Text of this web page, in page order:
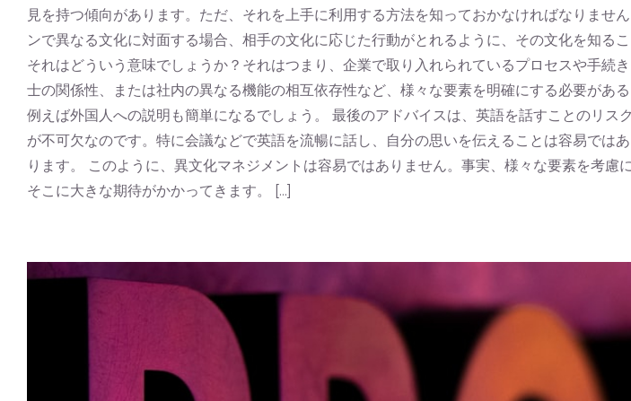
見を持つ傾向があります。ただ、それを上手に利用する方法を知っておかなければなりま
ンで異なる文化に対面する場合、相手の文化に応じた行動がとれるように、その文化を知る
それはどういう意味でしょうか？それはつまり、企業で取り入れられているプロセスや手
士の関係性、または社内の異なる機能の相互依存性など、様々な要素を明確にする必要があ
例えば外国人への説明も簡単になるでしょう。 最後のアドバイスは、英語を話すことのリ
が不可欠なのです。特に会議などで英語を流暢に話し、自分の思いを伝えることは容易で
ります。 このように、異文化マネジメントは容易ではありません。事実、様々な要素を考
そこに大きな期待がかかってきます。 [...]